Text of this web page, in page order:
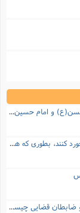
تعامل اعراب مسلمان و ایرانیان (6) نقش امام حسن(ع) و امام حسین(ع) در فتح ایران
اگر والدین به فرزندان ستم کنند فرزندان چطور برخورد کنند، بطوری که هم موجب ناراحتی آنها نشود و هم بتوانند آنها را امر به معروف و نهی از منکر کنند، و اگر نصیحت تأثیر نداشت چطور باید با آنها برخورد کرد؟
مجازات‌ توهین به افراد، مسئولان، کارکنان دولتی و ضابطان قضایی چیست؟